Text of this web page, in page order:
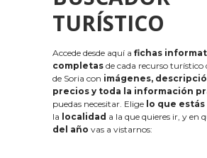
TURÍSTICO
Accede desde aquí a fichas
completas de cada recurso turístico
de Soria con imágenes,
precios y toda la información
puedas necesitar. Elige lo que
la localidad a la que quieres ir, y en
del año vas a vistarnos: